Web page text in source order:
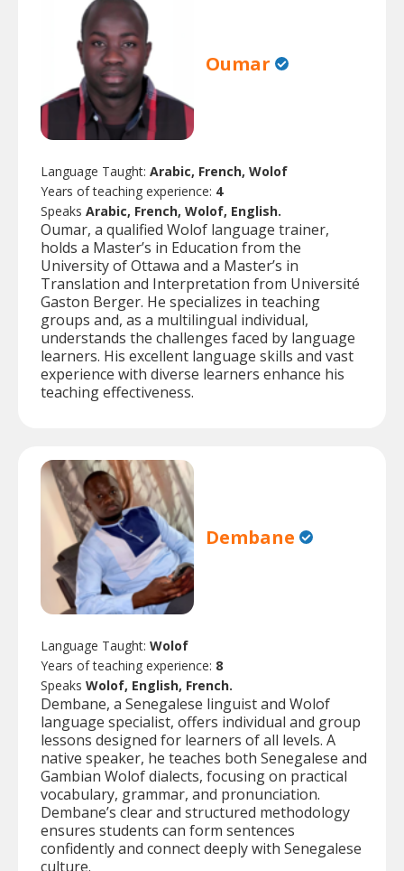
Oumar
Language Taught: Arabic, French, Wolof
Years of teaching experience: 4
Speaks Arabic, French, Wolof, English.
Oumar, a qualified Wolof language trainer,
holds a Master’s in Education from the
University of Ottawa and a Master’s in
Translation and Interpretation from Université
Gaston Berger. He specializes in teaching
groups and, as a multilingual individual,
understands the challenges faced by language
learners. His excellent language skills and vast
experience with diverse learners enhance his
teaching effectiveness.
Dembane
Language Taught: Wolof
Years of teaching experience: 8
Speaks Wolof, English, French.
Dembane, a Senegalese linguist and Wolof
language specialist, offers individual and group
lessons designed for learners of all levels. A
native speaker, he teaches both Senegalese and
Gambian Wolof dialects, focusing on practical
vocabulary, grammar, and pronunciation.
Dembane’s clear and structured methodology
ensures students can form sentences
confidently and connect deeply with Senegalese
culture.